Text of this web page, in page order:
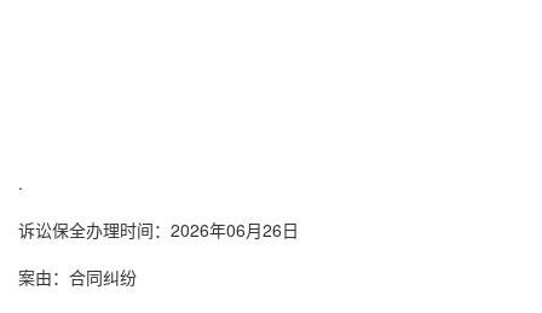
.
诉讼保全办理时间：2026年06月26日
案由：合同纠纷